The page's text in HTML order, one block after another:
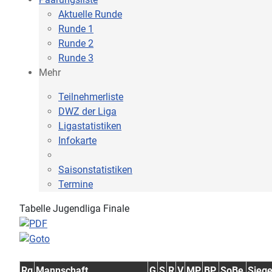
Aktuelle Runde
Runde 1
Runde 2
Runde 3
Mehr
Teilnehmerliste
DWZ der Liga
Ligastatistiken
Infokarte
Saisonstatistiken
Termine
Tabelle Jugendliga Finale